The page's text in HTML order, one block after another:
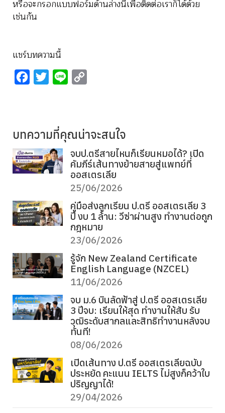
หรือจะกรอกแบบฟอร์มด้านล่างนี้เพื่อติดต่อเราก็ได้ด้วย
เช่นกัน
แชร์บทความนี้
FacebookTwitterLine
บทความที่คุณน่าจะสนใจ
จบป.ตรีสายไหนก็เรียนหมอได้? เปิด
คัมภีร์เส้นทางย้ายสายสู่แพทย์ที่
ออสเตรเลีย
25/06/2026
คู่มือส่งลูกเรียน ป.ตรี ออสเตรเลีย 3
ปี งบ 1 ล้าน: วีซ่าผ่านสูง ทำงานต่อถูก
กฎหมาย
23/06/2026
รู้จัก New Zealand Certificate
English Language (NZCEL)
11/06/2026
จบ ม.6 บินลัดฟ้าสู่ ป.ตรี ออสเตรเลีย
3 ปีจบ: เรียนให้สุด ทำงานให้สับ รับ
วุฒิระดับสากลและสิทธิทำงานหลังจบ
ทันที!
08/06/2026
เปิดเส้นทาง ป.ตรี ออสเตรเลียฉบับ
ประหยัด คะแนน IELTS ไม่สูงก็คว้าใบ
ปริญญาได้!
29/04/2026